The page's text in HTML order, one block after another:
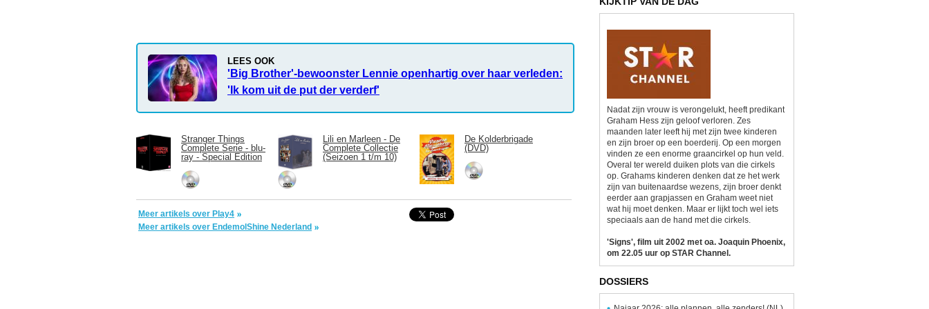
LEES OOK
'Big Brother'-bewoonster Lennie openhartig over haar verleden:
'Ik kom uit de put der verderf'
Stranger Things
Complete Serie - blu-
ray - Special Edition
Lili en Marleen - De
Complete Collectie
(Seizoen 1 t/m 10)
De Kolderbrigade
(DVD)
Meer artikels over Play4
Meer artikels over EndemolShine Nederland
Nadat zijn vrouw is verongelukt, heeft predikant
Graham Hess zijn geloof verloren. Zes
maanden later leeft hij met zijn twee kinderen
en zijn broer op een boerderij. Op een morgen
vinden ze een enorme graancirkel op hun veld.
Overal ter wereld duiken plots van die cirkels
op. Grahams kinderen denken dat ze het werk
zijn van buitenaardse wezens, zijn broer denkt
eerder aan grapjassen en Graham weet niet
wat hij moet denken. Maar er lijkt toch wel iets
speciaals aan de hand met die cirkels.
'Signs', film uit 2002 met oa. Joaquin Phoenix,
om 22.05 uur op STAR Channel.
DOSSIERS